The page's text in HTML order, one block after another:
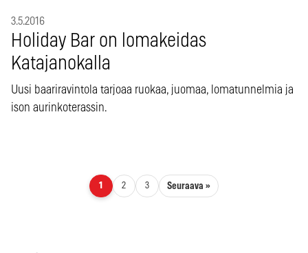
3.5.2016
Holiday Bar on lomakeidas
Katajanokalla
Uusi baariravintola tarjoaa ruokaa, juomaa, lomatunnelmia ja
ison aurinkoterassin.
Artikkelien sivutus
1 2 3 Seuraava »